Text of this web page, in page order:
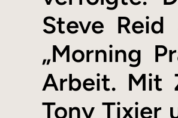
Steve
„Morning
Arbeit. Mit
Tony Tixier